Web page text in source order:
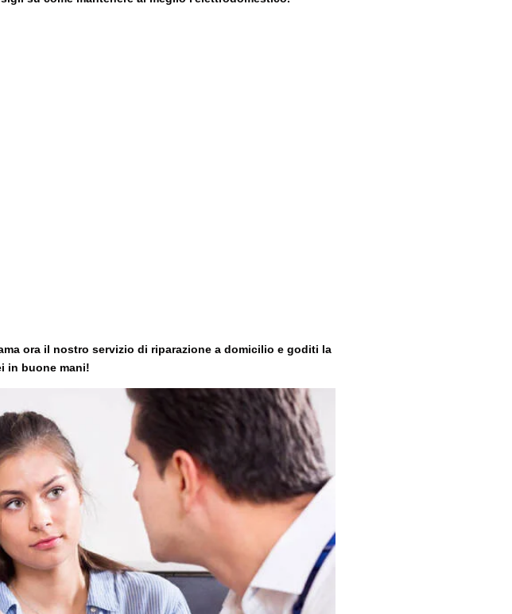
ora il nostro servizio di riparazione a domicilio e goditi la
in buone mani!